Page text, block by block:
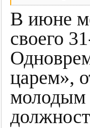
В июне
своего
царем»,
молодым